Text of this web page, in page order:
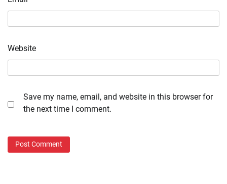
Website
Save my name, email, and website in this browser for
the next time I comment.